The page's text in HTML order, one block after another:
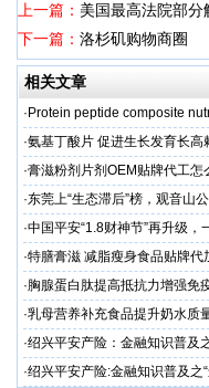
上一篇： 美国最高法院部
下一篇： 洛杉矶购物商圈
相关文章
· Protein peptide composite
·氨基丁酸片 促进生长发育长
家
·膏滋粉剂片剂OEM贴牌代工
·东莞上“生态滞后”榜，观音山
·中国平安“1.8财神节”再升级
户体验
·特膳膏滋 减脂瘦身食品贴牌
务商
· 胸腺蛋白肽提高抵抗力增强免
服务商
·乳母营养补充食品提升奶水质
工
·绍兴平安产险：金融知识普及
·绍兴平安产险:金融知识普及之